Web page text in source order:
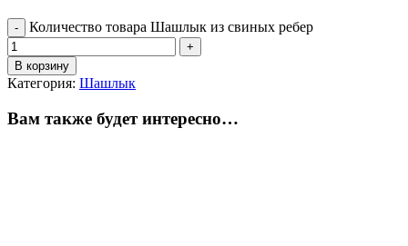
Количество товара Шашлык из свиных ребер
В корзину
Категория: Шашлык
Вам также будет интересно…